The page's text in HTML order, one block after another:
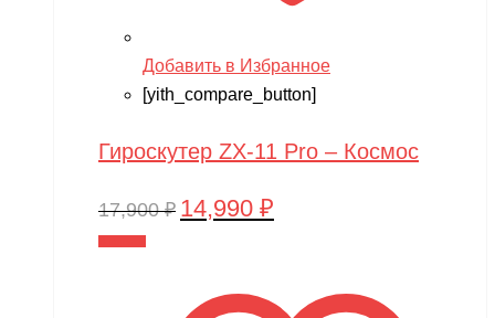
Добавить в Избранное
[yith_compare_button]
Гироскутер ZX-11 Pro – Космос
17,900₽ Первоначальная
17,900 ₽.
14,990 ₽